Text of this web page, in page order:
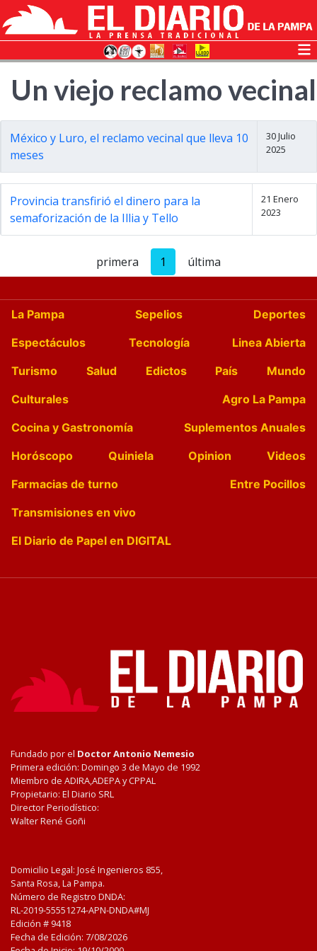
Un viejo reclamo vecinal
México y Luro, el reclamo vecinal que lleva 10
meses
30 Julio
2025
Provincia transfirió el dinero para la
semaforización de la Illia y Tello
21 Enero
2023
primera 1 última
La Pampa Sepelios
Deportes
Espectáculos
Tecnología
Linea Abierta
Turismo
Salud Edictos País
Mundo
Culturales
Agro La Pampa
Cocina y Gastronomía
Suplementos Anuales
Horóscopo
Quiniela Opinion
Videos
Farmacias de turno
Entre Pocillos
Transmisiones en vivo
El Diario de Papel en DIGITAL
Fundado por el Doctor Antonio Nemesio
Primera edición: Domingo 3 de Mayo de 1992
Miembro de ADIRA,ADEPA y CPPAL
Propietario: El Diario SRL
Director Periodístico:
Walter René Goñi
Domicilio Legal: José Ingenieros 855,
Santa Rosa, La Pampa.
Número de Registro DNDA:
RL-2019-55551274-APN-DNDA#MJ
Edición # 9418
Fecha de Edición: 7/08/2026